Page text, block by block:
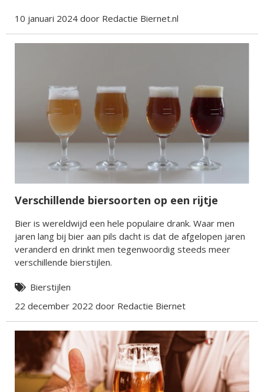
10 januari 2024 door Redactie Biernet.nl
Verschillende biersoorten op een rijtje
Bier is wereldwijd een hele populaire drank. Waar men
jaren lang bij bier aan pils dacht is dat de afgelopen jaren
veranderd en drinkt men tegenwoordig steeds meer
verschillende bierstijlen.
Bierstijlen
22 december 2022 door Redactie Biernet